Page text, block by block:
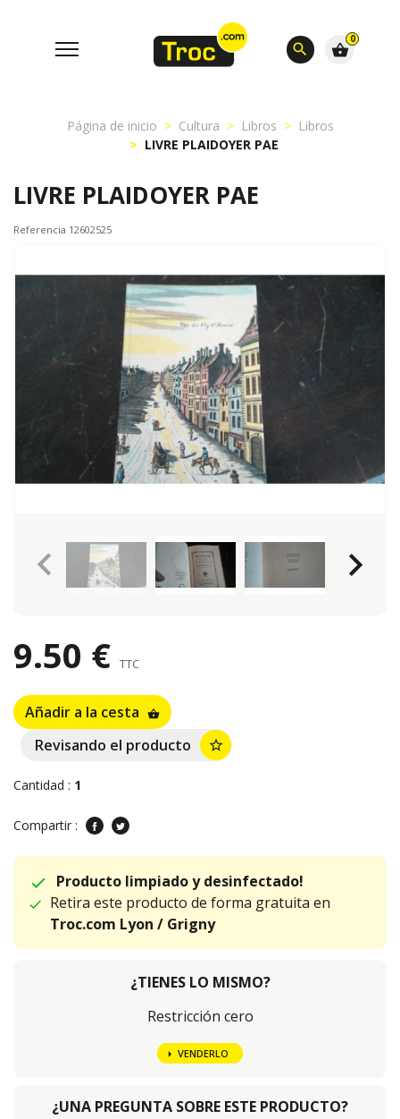
search
0
shopping_basket
Página de inicio Cultura Libros
Libros
LIVRE PLAIDOYER PAE
LIVRE PLAIDOYER PAE
Referencia 12602525
keyboard_arrow_left keyboard_arrow_right
9.50 € TTC
Añadir a la cesta shopping_basket
Revisando el producto star_border
Cantidad : 1
Compartir :
Producto limpiado y desinfectado!
Retira este producto de forma gratuita en
Troc.com Lyon / Grigny
¿TIENES LO MISMO?
Restricción cero
VENDERLO
¿UNA PREGUNTA SOBRE ESTE PRODUCTO?